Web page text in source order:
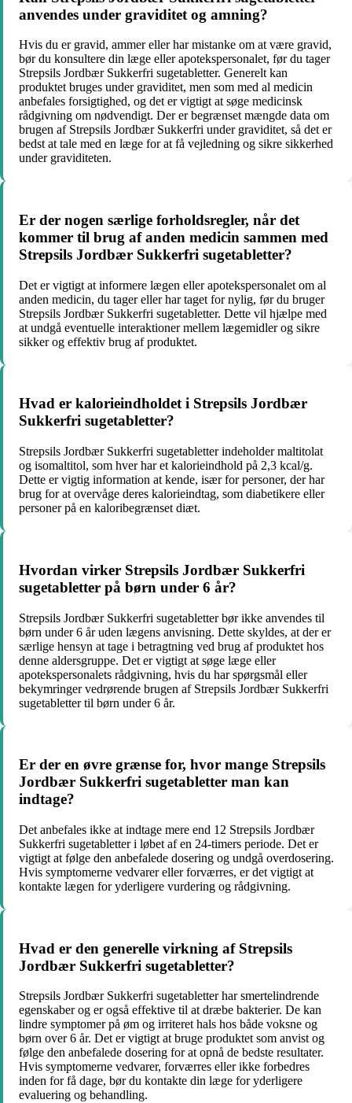
anvendes under graviditet og amning?
Hvis du er gravid, ammer eller har mistanke om at være gravid,
bør du konsultere din læge eller apotekspersonalet, før du tager
Strepsils Jordbær Sukkerfri sugetabletter. Generelt kan
produktet bruges under graviditet, men som med al medicin
anbefales forsigtighed, og det er vigtigt at søge medicinsk
rådgivning om nødvendigt. Der er begrænset mængde data om
brugen af Strepsils Jordbær Sukkerfri under graviditet, så det er
bedst at tale med en læge for at få vejledning og sikre sikkerhed
under graviditeten.
Er der nogen særlige forholdsregler, når det
kommer til brug af anden medicin sammen med
Strepsils Jordbær Sukkerfri sugetabletter?
Det er vigtigt at informere lægen eller apotekspersonalet om al
anden medicin, du tager eller har taget for nylig, før du bruger
Strepsils Jordbær Sukkerfri sugetabletter. Dette vil hjælpe med
at undgå eventuelle interaktioner mellem lægemidler og sikre
sikker og effektiv brug af produktet.
Hvad er kalorieindholdet i Strepsils Jordbær
Sukkerfri sugetabletter?
Strepsils Jordbær Sukkerfri sugetabletter indeholder maltitolat
og isomaltitol, som hver har et kalorieindhold på 2,3 kcal/g.
Dette er vigtig information at kende, især for personer, der har
brug for at overvåge deres kalorieindtag, som diabetikere eller
personer på en kaloribegrænset diæt.
Hvordan virker Strepsils Jordbær Sukkerfri
sugetabletter på børn under 6 år?
Strepsils Jordbær Sukkerfri sugetabletter bør ikke anvendes til
børn under 6 år uden lægens anvisning. Dette skyldes, at der er
særlige hensyn at tage i betragtning ved brug af produktet hos
denne aldersgruppe. Det er vigtigt at søge læge eller
apotekspersonalets rådgivning, hvis du har spørgsmål eller
bekymringer vedrørende brugen af Strepsils Jordbær Sukkerfri
sugetabletter til børn under 6 år.
Er der en øvre grænse for, hvor mange Strepsils
Jordbær Sukkerfri sugetabletter man kan
indtage?
Det anbefales ikke at indtage mere end 12 Strepsils Jordbær
Sukkerfri sugetabletter i løbet af en 24-timers periode. Det er
vigtigt at følge den anbefalede dosering og undgå overdosering.
Hvis symptomerne vedvarer eller forværres, er det vigtigt at
kontakte lægen for yderligere vurdering og rådgivning.
Hvad er den generelle virkning af Strepsils
Jordbær Sukkerfri sugetabletter?
Strepsils Jordbær Sukkerfri sugetabletter har smertelindrende
egenskaber og er også effektive til at dræbe bakterier. De kan
lindre symptomer på øm og irriteret hals hos både voksne og
børn over 6 år. Det er vigtigt at bruge produktet som anvist og
følge den anbefalede dosering for at opnå de bedste resultater.
Hvis symptomerne vedvarer, forværres eller ikke forbedres
inden for få dage, bør du kontakte din læge for yderligere
evaluering og behandling.